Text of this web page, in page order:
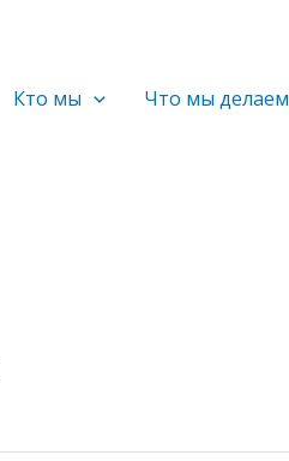
Кто мы Что мы делаем